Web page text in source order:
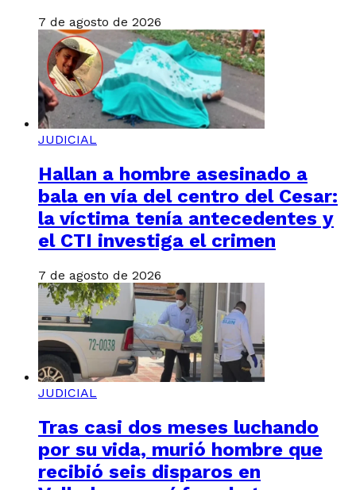
7 de agosto de 2026
JUDICIAL
Hallan a hombre asesinado a
bala en vía del centro del Cesar:
la víctima tenía antecedentes y
el CTI investiga el crimen
7 de agosto de 2026
JUDICIAL
Tras casi dos meses luchando
por su vida, murió hombre que
recibió seis disparos en